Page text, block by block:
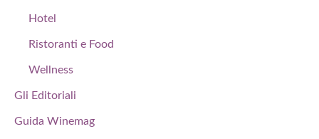
Hotel
Ristoranti e Food
Wellness
Gli Editoriali
Guida Winemag